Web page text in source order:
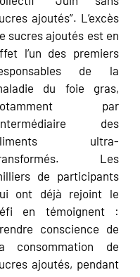
ajoutés”. L’excès
sucres ajoutés est en
l’un des premiers
de la
du foie gras,
par
des
ultra-
Les
de participants
ont déjà rejoint le
en témoignent :
conscience de
consommation de
ajoutés, pendant